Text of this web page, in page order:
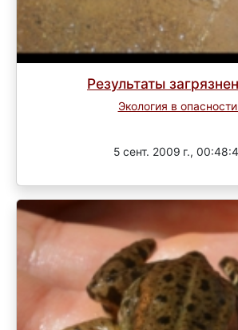
Результаты
Экология в
5 сент. 2009 г.,